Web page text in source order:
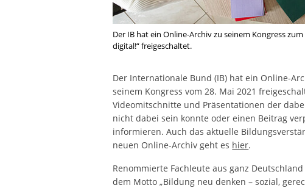
Der IB hat ein Online-Archiv zu seinem Kongress
digital!“ freigeschaltet.
Der Internationale Bund (IB) hat ein Online-
seinem Kongress vom 28. Mai 2021
Videomitschnitte und Präsentationen der
nicht dabei sein konnte oder einen Beitrag
informieren. Auch das aktuelle
neuen Online-Archiv geht es hier.
Renommierte Fachleute aus ganz
dem Motto „Bildung neu denken – sozial,